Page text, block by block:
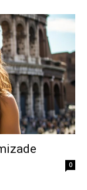
0